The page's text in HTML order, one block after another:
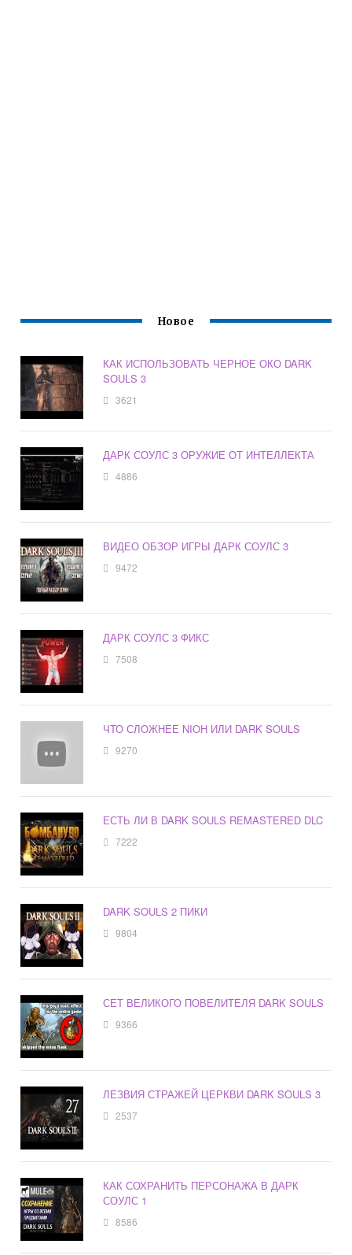
Новое
КАК ИСПОЛЬЗОВАТЬ ЧЕРНОЕ ОКО DARK
SOULS 3
3621
ДАРК СОУЛС 3 ОРУЖИЕ ОТ ИНТЕЛЛЕКТА
4886
ВИДЕО ОБЗОР ИГРЫ ДАРК СОУЛС 3
9472
ДАРК СОУЛС 3 ФИКС
7508
ЧТО СЛОЖНЕЕ NIOH ИЛИ DARK SOULS
9270
ЕСТЬ ЛИ В DARK SOULS REMASTERED DLC
7222
DARK SOULS 2 ПИКИ
9804
СЕТ ВЕЛИКОГО ПОВЕЛИТЕЛЯ DARK SOULS
9366
ЛЕЗВИЯ СТРАЖЕЙ ЦЕРКВИ DARK SOULS 3
2537
КАК СОХРАНИТЬ ПЕРСОНАЖА В ДАРК
СОУЛС 1
8586